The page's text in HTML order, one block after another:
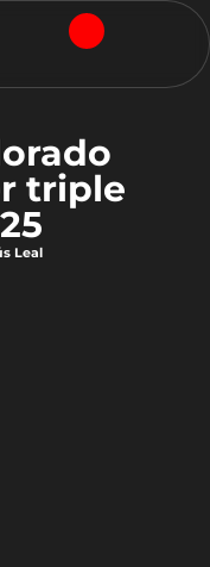
triple
Leal